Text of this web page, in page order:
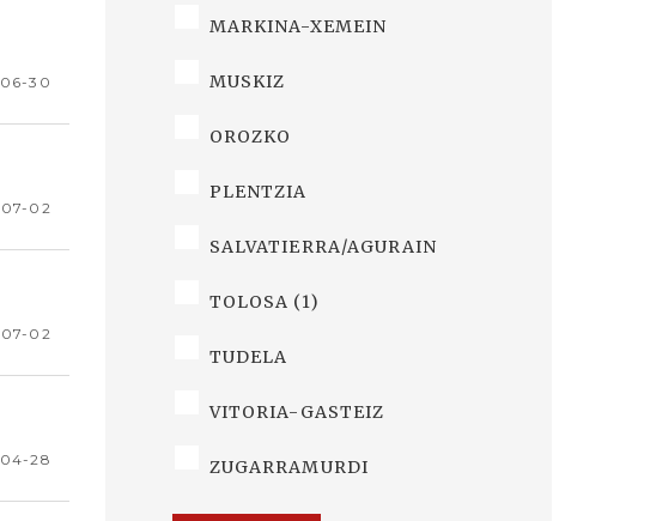
30
07-02
07-02
28
MARKINA-XEMEIN
MUSKIZ
OROZKO
PLENTZIA
SALVATIERRA/AGURAIN
TOLOSA (1)
TUDELA
VITORIA-GASTEIZ
ZUGARRAMURDI